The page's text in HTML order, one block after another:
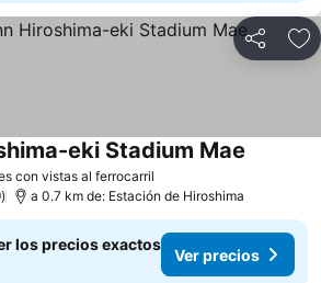
Compartir
con vistas al ferrocarril
eki Stadium Mae
a 0.7 km de: Estación de Hiroshima
los precios exactos
Ver precios